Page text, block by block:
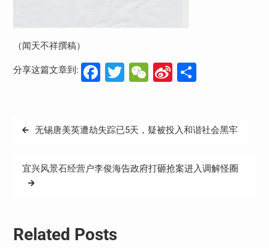
（闻天不祥撰稿）
分享这篇文章到: Facebook
Twitter
WeChat
Sina分
文
导
无锡唐美英遭劫失踪已5天，疑被投入和谐社会黑牢
宜兴风景石经营户李俊海告政府打砸抢案进入调解怪圈
Related Posts